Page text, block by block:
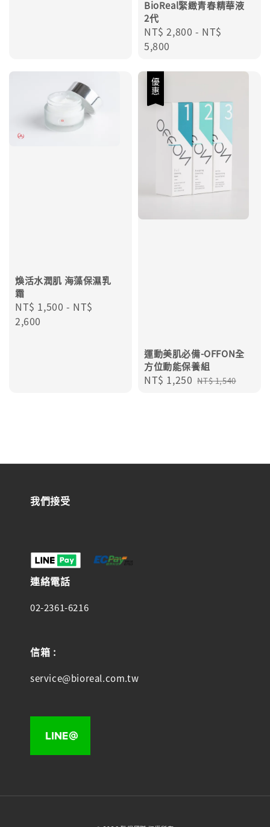
BioReal緊緻青春精華液
2代
Regular
price
NT$ 2,800 - NT$
5,800
煥活水潤肌 海藻保濕乳
霜
Regular
price
NT$ 1,500 - NT$
2,600
優惠
運動美肌必備-OFFON全
方位動能保養組
Sale
NT$ 1,250 Regular
NT$ 1,540
我們接受
連絡電話
02-2361-6216
信箱 :
service@bioreal.com.tw